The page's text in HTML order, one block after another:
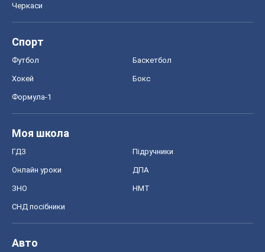
Черкаси
Спорт
Футбол Баскетбол
Хокей Бокс
Формула-1
Моя школа
ГДЗ Підручники
Онлайн уроки ДПА
ЗНО НМТ
СНД посібники
Авто